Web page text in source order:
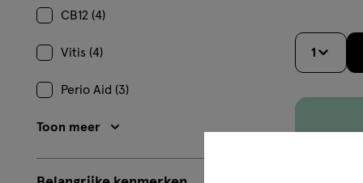
CB12 (4)
Vitis (4)
Perio Aid (3)
Toon meer
1